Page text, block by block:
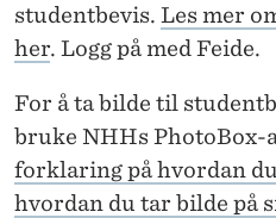
studentbevis. Les mer
her. Logg på med Feide.
For å ta bilde til
bruke NHHs PhotoBox-
forklaring på hvordan
hvordan du tar bilde på